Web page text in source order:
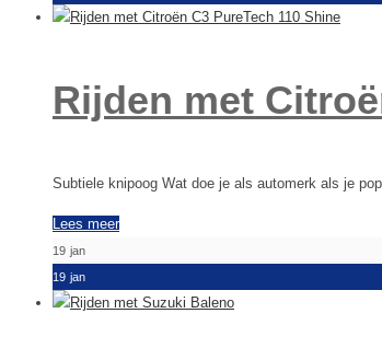
Rijden met
Subtiele knipoog Wat doe je als automerk als je
Lees meer
19 jan
19 jan